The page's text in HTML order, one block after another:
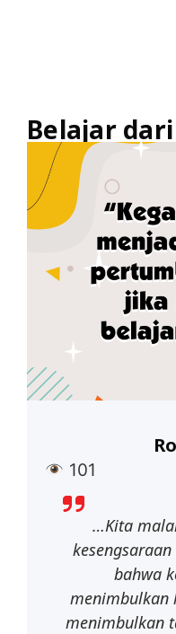
Belajar
101
…Kita
kesengsaraan
bahwa
menimbulkan
menimbulkan